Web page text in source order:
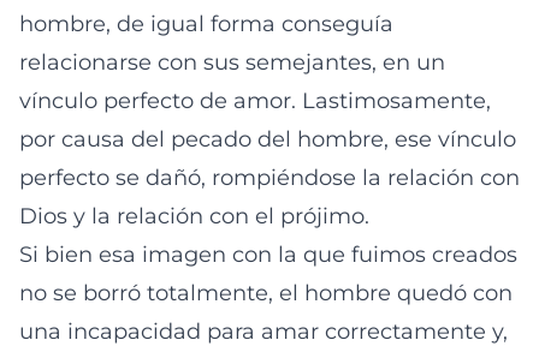
hombre, de igual forma conseguía
relacionarse con sus semejantes, en un
vínculo perfecto de amor. Lastimosamente,
por causa del pecado del hombre, ese vínculo
perfecto se dañó, rompiéndose la relación con
Dios y la relación con el prójimo.
Si bien esa imagen con la que fuimos creados
no se borró totalmente, el hombre quedó con
una incapacidad para amar correctamente y,